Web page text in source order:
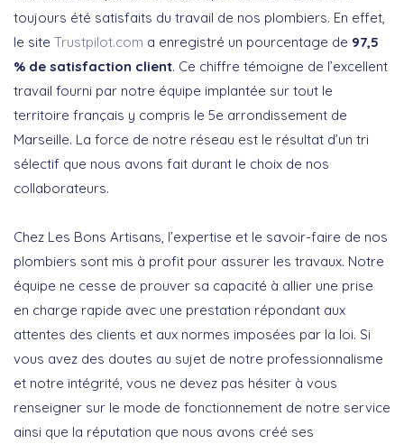
toujours été satisfaits du travail de nos plombiers. En effet,
le site Trustpilot.com a enregistré un pourcentage de 97,5
% de satisfaction client. Ce chiffre témoigne de l’excellent
travail fourni par notre équipe implantée sur tout le
territoire français y compris le 5e arrondissement de
Marseille. La force de notre réseau est le résultat d’un tri
sélectif que nous avons fait durant le choix de nos
collaborateurs.
Chez Les Bons Artisans, l’expertise et le savoir-faire de nos
plombiers sont mis à profit pour assurer les travaux. Notre
équipe ne cesse de prouver sa capacité à allier une prise
en charge rapide avec une prestation répondant aux
attentes des clients et aux normes imposées par la loi. Si
vous avez des doutes au sujet de notre professionnalisme
et notre intégrité, vous ne devez pas hésiter à vous
renseigner sur le mode de fonctionnement de notre service
ainsi que la réputation que nous avons créé ses